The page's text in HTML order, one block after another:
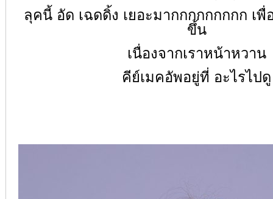
ลุคนี้ อัด เฉดดิ้ง เยอะมากกกกกกกกก เ
ขึ้น
เนื่องจากเราหน้าหวาน
คีย์เมคอัพอยู่ที่ อะไรไปดู